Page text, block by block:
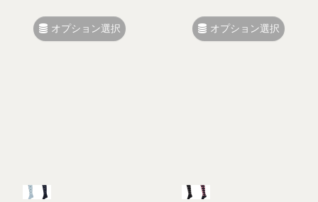
オプション選択 オプション選択